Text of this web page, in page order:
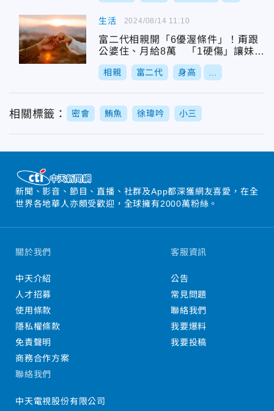
生活
富二代相親開「6優渥條件」！甭跟
公婆住、月給8萬 「1硬傷」讓妹子
甩頭去
相親 富二代 身高
2024/08/14 11:10
相關標籤： 密會 鮪魚 徐瑋吟 小三
新聞、影音、節目、直播、社群及App都深獲網友喜愛，在全
世界各地華人亦頗受歡迎，全球擁有2000萬粉絲。
關於我們
中天介紹
人才招募
使用條款
隱私權條款
免責聲明
商務合作方案
客服資訊
公告
常見問題
聯絡我們
我要爆料
我要投稿
聯絡我們
中天電視股份有限公司